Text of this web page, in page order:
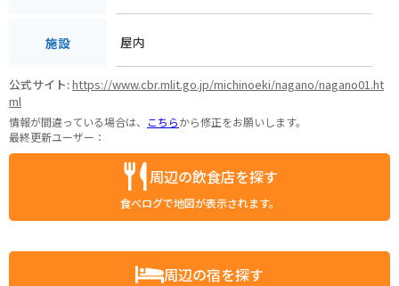
施設 屋内
公式サイト:https://www.cbr.mlit.go.jp/michinoeki/nagano/nagano01.ht
ml
情報が間違っている場合は、 こちらから修正をお願いします。
最終更新ユーザー：
周辺の飲食店を探す
食べログで地図が表示されます。
周辺の宿を探す